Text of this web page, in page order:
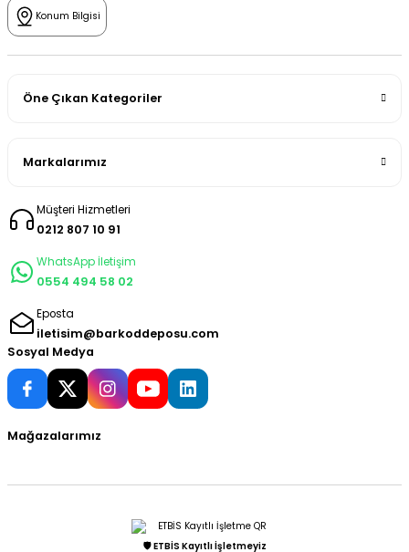
Konum Bilgisi
Öne Çıkan Kategoriler
Markalarımız
Müşteri Hizmetleri
0212 807 10 91
WhatsApp İletişim
0554 494 58 02
Eposta
iletisim@barkoddeposu.com
Sosyal Medya
Mağazalarımız
🛡️ ETBİS Kayıtlı İşletmeyiz